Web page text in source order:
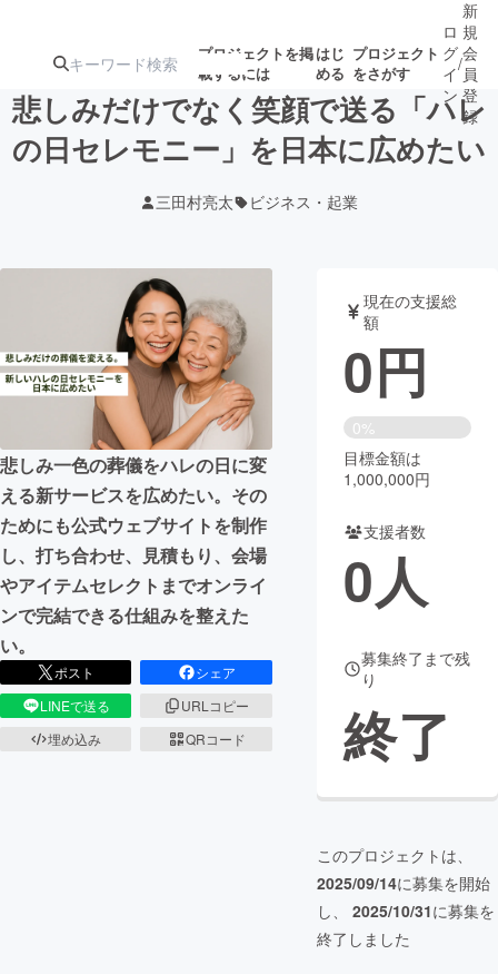
プロジェクトを掲
載するには
はじ
める
プロジェクト
をさがす
注目の新着プロ
ジェクト
募集終了が近いプ
ロジェクト
アート・写真 音楽
テクノロジー・ガジェット ゲーム・サ
映像・映画 書籍・雑誌
ビジネス・起業 チャレンジ
まちづくり・地域活性化
CAMPFIRE for Social Good
CAMPFIRE Creation
ロ
グ
イ
ン
/
新
規
会
員
登
録
悲しみだけでなく笑顔で送る「ハレ
の日セレモニー」を日本に広めたい
三田村亮太 ビジネス・起業
悲しみ一色の葬儀をハレの日に変
える新サービスを広めたい。その
ためにも公式ウェブサイトを制作
し、打ち合わせ、見積もり、会場
やアイテムセレクトまでオンライ
ンで完結できる仕組みを整えた
い。
ポスト
シェア
LINEで送る
URLコピー
埋め込み
QRコード
現在の支援総
額
0円
0%
目標金額は
1,000,000円
支援者数
0人
募集終了まで残
り
終了
このプロジェクトは、
2025/09/14に募集を開始
し、 2025/10/31に募集を
終了しました